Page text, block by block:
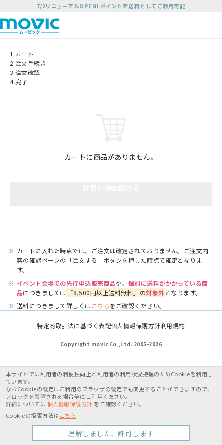
7/2リニューアルOPEN! ポイントを送料としてご利用可能
1 カート
2 注文手続き
3 注文確認
4 完了
カートに商品がありません。
※ カートに入れた時点では、ご注文は確定されておりません。ご注文内
容の確認ページの「注文する」ボタンを押した時点で確定となりま
す。
※ イベント会場での先行申込販売商品や、 個別に送料がかかっている商
品につきましては 「8,500円以上送料無料」の対象外 となります。
※ 送料につきまして詳しくはこちらをご確認ください。
特定商取引法に基づく表記個人情報保護方針利用規約
Copyright movic Co.,Ltd. 2005-2026
本サイトでは利用者の利便性向上と利用者の利用状況把握のためCookieを利用し
ています。
なおCookieの設定はご利用のブラウザの設定でも変更することができますので、
ブロックを希望される場合等にご利用ください。
詳細については 個人情報保護方針 をご確認ください。
Cookieの拒否方法は こちら
理解しました、許可します